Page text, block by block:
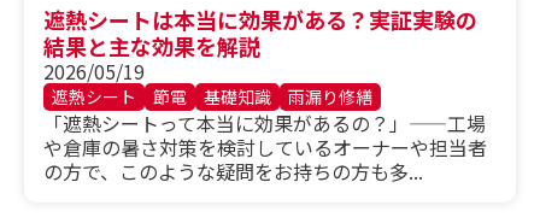
遮熱シートは本当に効果がある？実証実験の
結果と主な効果を解説
2026/05/19
遮熱シート 節電 基礎知識 雨漏り修繕
「遮熱シートって本当に効果があるの？」——工場
や倉庫の暑さ対策を検討しているオーナーや担当者
の方で、このような疑問をお持ちの方も多...